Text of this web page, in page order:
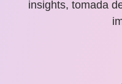
insights, tomada